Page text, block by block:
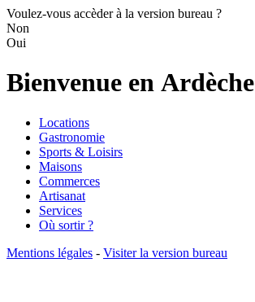
Voulez-vous accèder à la version bureau ?
Non
Oui
Bienvenue en Ardèche
Locations
Gastronomie
Sports & Loisirs
Maisons
Commerces
Artisanat
Services
Où sortir ?
Mentions légales - Visiter la version bureau